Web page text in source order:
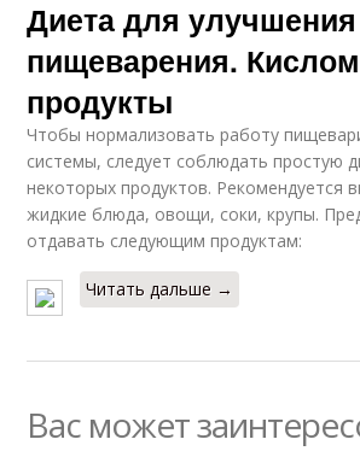
Диета для улучшения
пищеварения.
продукты
Чтобы нормализовать работу
системы, следует соблюдать простую
некоторых продуктов. Рекомендуется
жидкие блюда, овощи, соки, крупы.
отдавать следующим продуктам:
Читать дальше →
Вас может